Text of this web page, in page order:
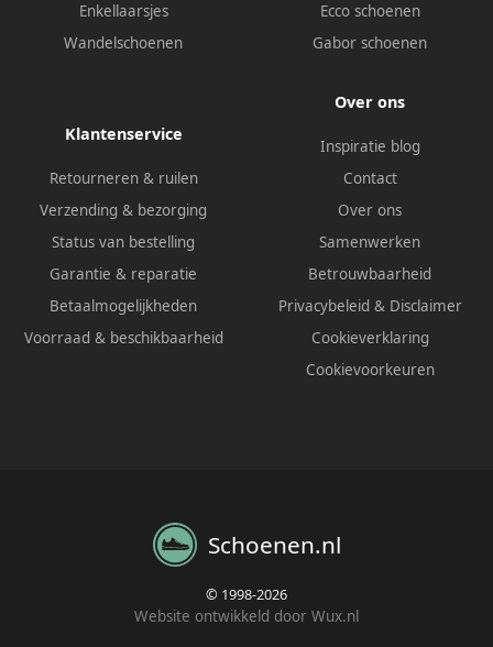
Enkellaarsjes
Wandelschoenen
Ecco schoenen
Gabor schoenen
Klantenservice
Retourneren & ruilen
Verzending & bezorging
Status van bestelling
Garantie & reparatie
Betaalmogelijkheden
Voorraad & beschikbaarheid
Over ons
Inspiratie blog
Contact
Over ons
Samenwerken
Betrouwbaarheid
Privacybeleid & Disclaimer
Cookieverklaring
Cookievoorkeuren
Schoenen.nl
© 1998-2026
Website ontwikkeld door Wux.nl